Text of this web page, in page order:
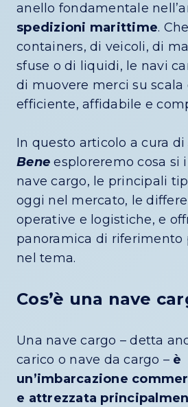
anello fondamentale
spedizioni marittime.
containers, di veicoli, di
sfuse o di liquidi, le navi
di muovere merci su
efficiente, affidabile e
In questo articolo a cura di
Bene esploreremo cosa si
nave cargo, le principali
oggi nel mercato, le
operative e logistiche, e
panoramica di riferimento
nel tema.
Cos’è una nave
Una nave cargo – detta
carico o nave da cargo – è
un’imbarcazione
e attrezzata